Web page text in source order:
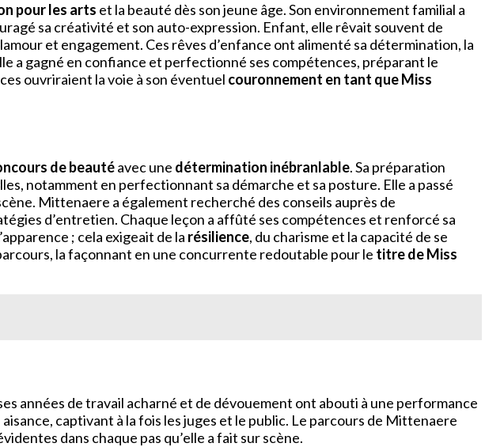
pour les arts et la beauté dès son jeune âge. Son environnement familial a
sa créativité et son auto-expression. Enfant, elle rêvait souvent de
et engagement. Ces rêves d’enfance ont alimenté sa détermination, la
a gagné en confiance et perfectionné ses compétences, préparant le
ouvriraient la voie à son éventuel couronnement en tant que Miss
de beautéavec une détermination inébranlable. Sa préparation
notamment en perfectionnant sa démarche et sa posture. Elle a passé
Mittenaere a également recherché des conseils auprès de
d’entretien. Chaque leçon a affûté ses compétences et renforcé sa
; cela exigeait de la résilience, du charisme et la capacité de se
la façonnant en une concurrente redoutable pour le titre de Miss
années de travail acharné et de dévouement ont abouti à une performance
captivant à la fois les juges et le public. Le parcours de Mittenaere
dans chaque pas qu’elle a fait sur scène.